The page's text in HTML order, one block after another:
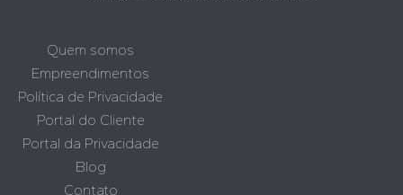
Quem somos
Empreendimentos
Política de Privacidade
Portal do Cliente
Portal da Privacidade
Blog
Contato